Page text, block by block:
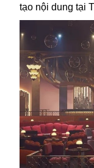
tạo nội dung tại